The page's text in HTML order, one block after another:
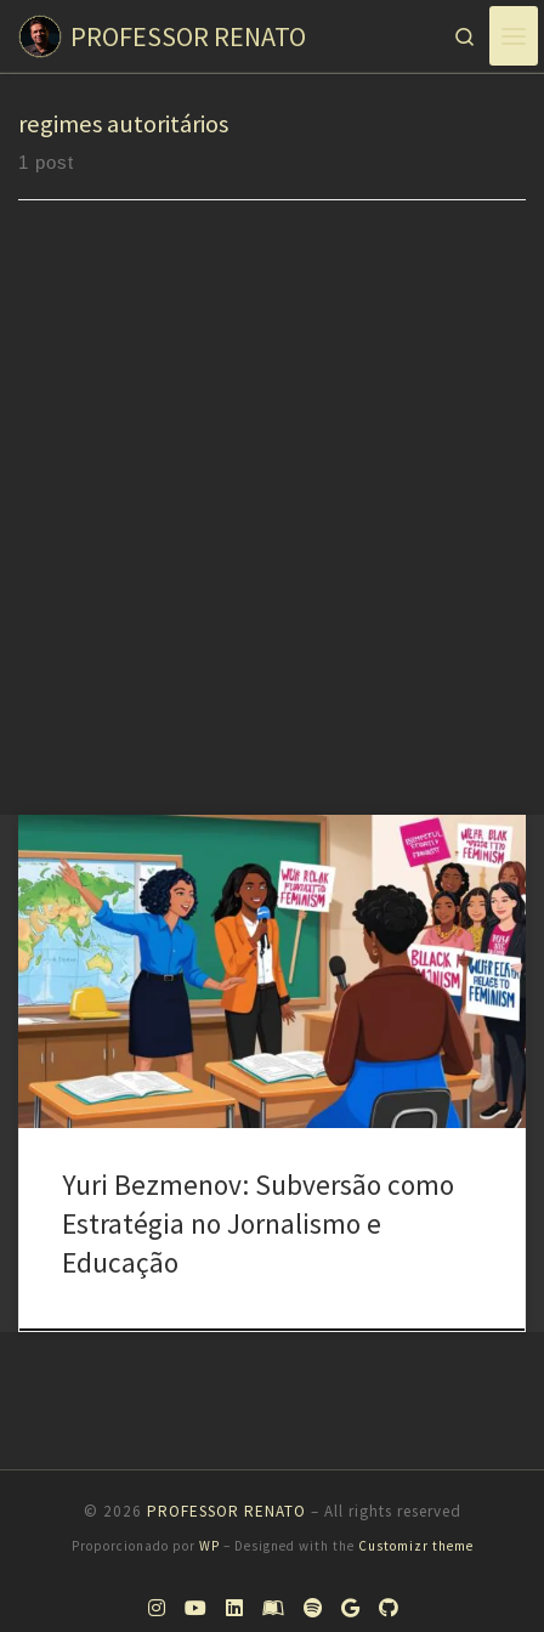
Skip to content
PROFESSOR RENATO
regimes autoritários
1 post
A Subversão como Estratégia e Seus Impactos no Jornalismo e
Educação no Brasil Yuri Alexandrovich Bezmenov, mais conhecido
pelo pseudônimo Tomas David Schuman, estudou ciência política
na Universidade de Toronto; Nascido na União Soviética, Bezmenov
começou sua carreira como agente da KGB, antes de desertar para o
Ocidente. Após uma […]
Yuri Bezmenov: Subversão como
Estratégia no Jornalismo e
Educação
© 2026 PROFESSOR RENATO – All rights reserved
Proporcionado por WP – Designed with the Customizr theme